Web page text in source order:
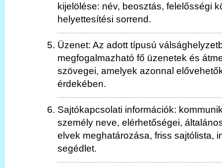
kijelölése: név, beosztás, felelősségi
helyettesítési sorrend.
Üzenet: Az adott típusú
megfogalmazható fő üzenetek és
szövegei, amelyek azonnal
érdekében.
Sajtókapcsolati információk:
személy neve, elérhetőségei,
elvek meghatározása, friss sajtólista,
segédlet.